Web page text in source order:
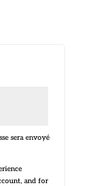
sera envoyé
and for